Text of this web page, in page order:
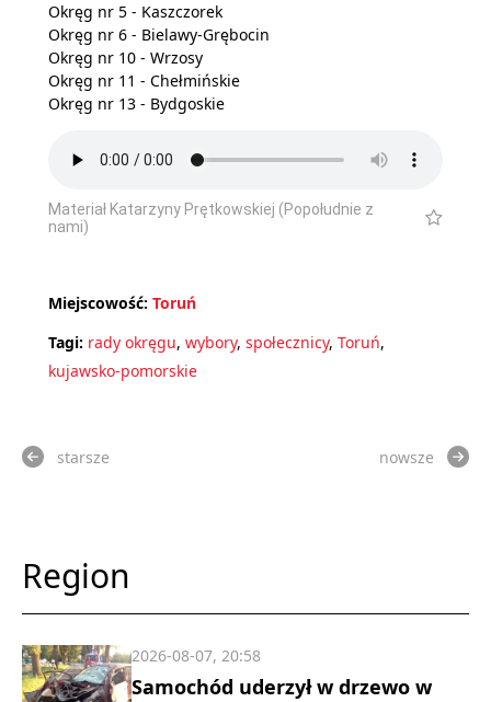
Okręg nr 5 - Kaszczorek
Okręg nr 6 - Bielawy-Grębocin
Okręg nr 10 - Wrzosy
Okręg nr 11 - Chełmińskie
Okręg nr 13 - Bydgoskie
Materiał Katarzyny Prętkowskiej (Popołudnie z
nami)
Miejscowość: Toruń
Tagi: rady okręgu, wybory, społecznicy, Toruń,
kujawsko-pomorskie
starsze nowsze
Region
Samochód uderzył w drzewo w
2026-08-07, 20:58